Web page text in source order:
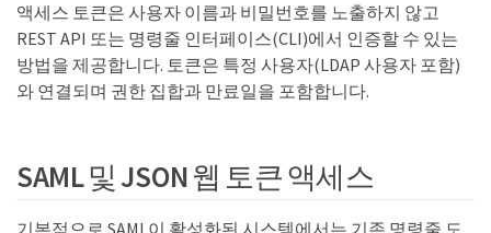
액세스 토큰은 사용자 이름과 비밀번호를 노출하지 않고
REST API 또는 명령줄 인터페이스(CLI)에서 인증할 수 있는
방법을 제공합니다. 토큰은 특정 사용자(LDAP 사용자 포함)
와 연결되며 권한 집합과 만료일을 포함합니다.
SAML 및 JSON 웹 토큰 액세스
기본적으로 SAML이 활성화된 시스템에서는 기존 명령줄 도